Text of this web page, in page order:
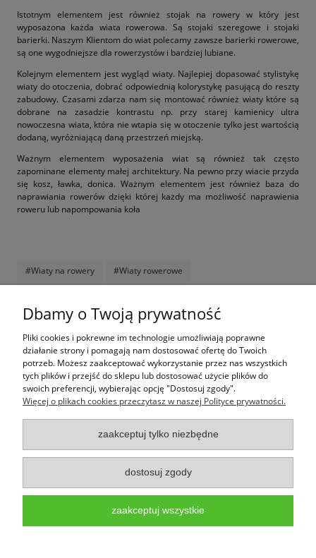
Istotnym elementem jest również stojak na rowery w który jest
wyposażona każda wiata rowerowa. Są stojaki szeregowe i stojaki
barierki. Naszym Klientom do wiat polecamy zawsze barierki rowerowe,
są one wygodniejsze dla rowerzystów i bardziej lubiane.
Kolejnym elementem jest wygląd wiaty. Najlepiej dopasować stylistykę
wiaty do otoczenia, dobrać odpowiednią kolorystykę pasującą do reszty
zabudowy. Czasami zdarza nam się montować również wiaty które są
dobrane na zasadzie kontrastu np. przy starej kamienicy ultra
nowoczesna wiata, która nie wtapia się w otoczenie tylko jest wartością
dodaną, wyróżniającą daną przestrzeń miejską.
Ważnym elementem wyposażenia wiat są również tak często
zapominane elementy małej architektury. Na pewno przy wiacie przyda
się kosz, ławka, donica. Ważnym elementem jest również baza do
naprawiania rowerów dzięki której każdy ma możliwość naprawienia
roweru lub napompowania koła
#Wiaty na rowery #Wiaty rowerowe
Jak kupować
Pomoc
Informacje
Wpark.pl to marka należąca do firmy PALEPA design,
353,www.wpark.pl,e-mail:sklep@wpark.pl
Polityce prywatności - pliki cookies
Dbamy o Twoją prywatność
Pliki cookies i pokrewne im technologie umożliwiają poprawne
działanie strony i pomagają nam dostosować ofertę do Twoich
potrzeb. Możesz zaakceptować wykorzystanie przez nas wszystkich
tych plików i przejść do sklepu lub dostosować użycie plików do
swoich preferencji, wybierając opcję "Dostosuj zgody".
Więcej o plikach cookies przeczytasz w naszej Polityce prywatności.
zaakceptuj tylko niezbędne
dostosuj zgody
zaakceptuj wszystkie